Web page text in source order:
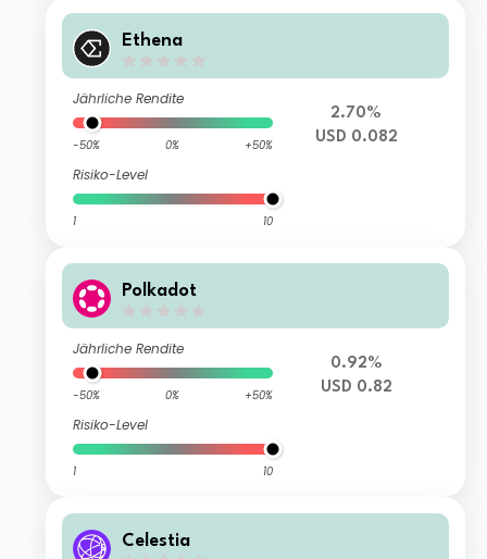
Ethena
Jährliche Rendite
-50% 0% +50%
Risiko-Level
1 10
2.70%
USD 0.082
Polkadot
Jährliche Rendite
-50% 0% +50%
Risiko-Level
1 10
0.92%
USD 0.82
Celestia